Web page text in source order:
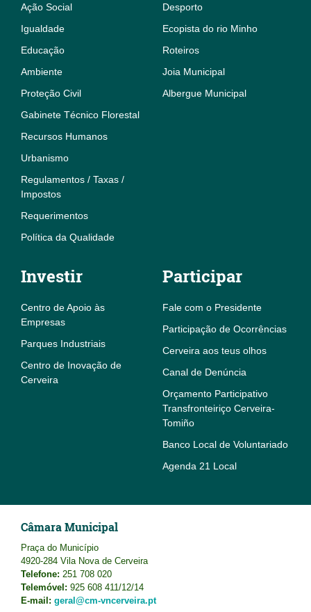
Ação Social
Igualdade
Educação
Ambiente
Proteção Civil
Gabinete Técnico Florestal
Recursos Humanos
Urbanismo
Regulamentos / Taxas /
Impostos
Requerimentos
Política da Qualidade
Desporto
Ecopista do rio Minho
Roteiros
Joia Municipal
Albergue Municipal
Investir
Centro de Apoio às
Empresas
Parques Industriais
Centro de Inovação de
Cerveira
Participar
Fale com o Presidente
Participação de Ocorrências
Cerveira aos teus olhos
Canal de Denúncia
Orçamento Participativo
Transfronteiriço Cerveira-
Tomiño
Banco Local de Voluntariado
Agenda 21 Local
Câmara Municipal
Praça do Município
4920-284 Vila Nova de Cerveira
Telefone: 251 708 020
Telemóvel: 925 608 411/12/14
E-mail: geral@cm-vncerveira.pt